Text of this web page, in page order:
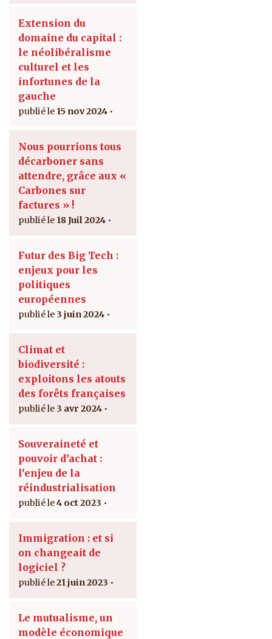
Extension du
domaine du capital :
le néolibéralisme
culturel et les
infortunes de la
gauche
15 nov 2024
Nous pourrions tous
décarboner sans
attendre, grâce aux «
Carbones sur
factures » !
18 Juil 2024
Futur des Big Tech :
enjeux pour les
politiques
européennes
3 juin 2024
Climat et
biodiversité :
exploitons les atouts
des forêts françaises
3 avr 2024
Souveraineté et
pouvoir d’achat :
l’enjeu de la
réindustrialisation
4 oct 2023
Immigration : et si
on changeait de
logiciel ?
21 juin 2023
Le mutualisme, un
modèle économique